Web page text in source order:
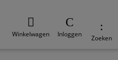
homepage
Winkelwagen Inloggen Zoeken